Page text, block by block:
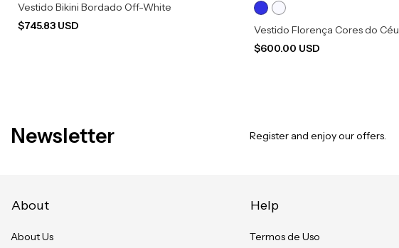
Vestido Bikini Bordado Off-White
$745.83 USD
Vestido Florença Cores do Céu
$600.00 USD
Newsletter Register and enjoy our offers.
About
About Us
Help
Termos de Uso